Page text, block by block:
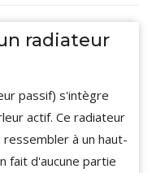
radiateur
passif) s'intègre
actif. Ce radiateur
à un haut-
fait d'aucune partie